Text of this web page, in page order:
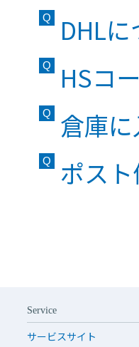
DHL
HSコ
倉庫
ポス
Service
サービスサイト